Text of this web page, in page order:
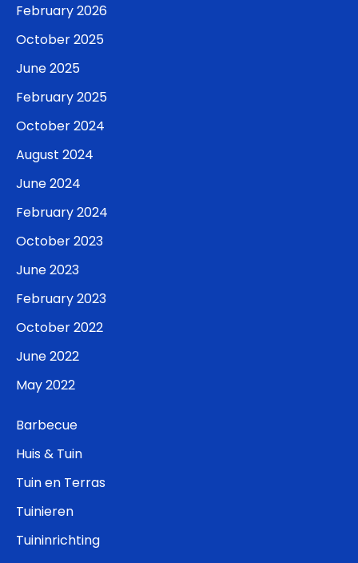
February 2026
October 2025
June 2025
February 2025
October 2024
August 2024
June 2024
February 2024
October 2023
June 2023
February 2023
October 2022
June 2022
May 2022
Barbecue
Huis & Tuin
Tuin en Terras
Tuinieren
Tuininrichting